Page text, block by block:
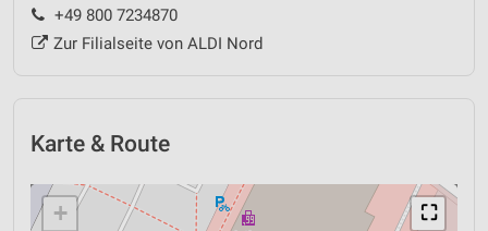
+49 800 7234870
Zur Filialseite von ALDI Nord
Karte & Route
⛶
+